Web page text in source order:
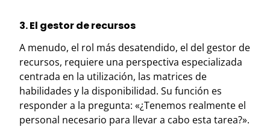
3. El gestor de recursos
A menudo, el rol más desatendido, el del gestor de
recursos, requiere una perspectiva especializada
centrada en la utilización, las matrices de
habilidades y la disponibilidad. Su función es
responder a la pregunta: «¿Tenemos realmente el
personal necesario para llevar a cabo esta tarea?».